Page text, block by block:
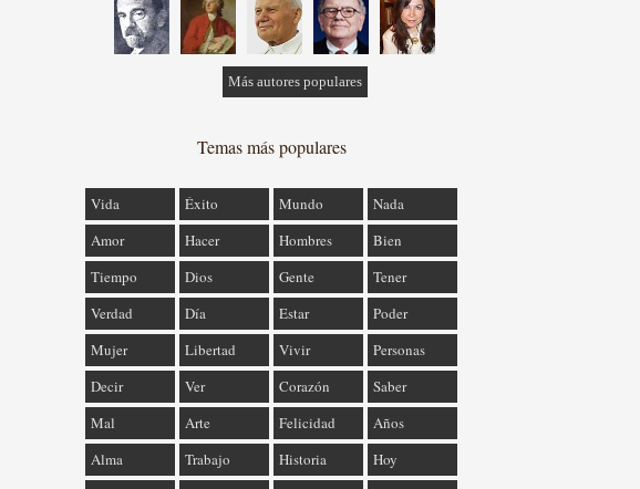
Más autores populares
Temas más populares
Vida Éxito Mundo
Nada
Amor
Hacer Hombres
Bien
Tiempo
Dios Gente
Tener
Verdad
Día Estar
Poder
Mujer
Libertad Vivir
Personas
Decir
Ver Corazón
Saber
Mal
Arte Felicidad
Años
Alma
Trabajo Historia
Hoy